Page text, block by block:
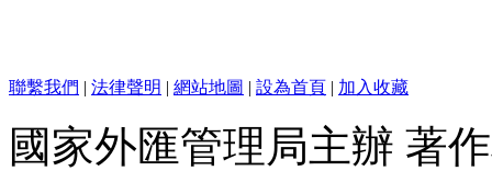
聯繫我們 | 法律聲明 | 網站地圖 | 設為首頁 | 加入收藏
國家外匯管理局主辦 著